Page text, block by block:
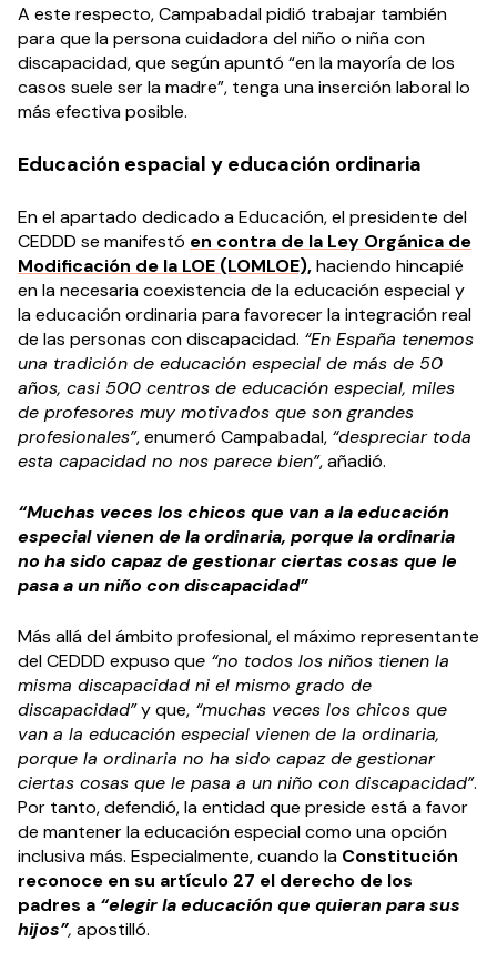
A este respecto, Campabadal pidió trabajar también
para que la persona cuidadora del niño o niña con
discapacidad, que según apuntó “en la mayoría de los
casos suele ser la madre”, tenga una inserción laboral lo
más efectiva posible.
Educación espacial y educación ordinaria
En el apartado dedicado a Educación, el presidente del
CEDDD se manifestó en contra de la Ley Orgánica de
Modificación de la LOE (LOMLOE),haciendo hincapié
en la necesaria coexistencia de la educación especial y
la educación ordinaria para favorecer la integración real
de las personas con discapacidad. “En España tenemos
una tradición de educación especial de más de 50
años, casi 500 centros de educación especial, miles
de profesores muy motivados que son grandes
profesionales”, enumeró Campabadal, “despreciar toda
esta capacidad no nos parece bien”, añadió.
“Muchas veces los chicos que van a la educación
especial vienen de la ordinaria, porque la ordinaria
no ha sido capaz de gestionar ciertas cosas que le
pasa a un niño con discapacidad”
Más allá del ámbito profesional, el máximo representante
del CEDDD expuso que “no todos los niños tienen la
misma discapacidad ni el mismo grado de
discapacidad”y que, “muchas veces los chicos que
van a la educación especial vienen de la ordinaria,
porque la ordinaria no ha sido capaz de gestionar
ciertas cosas que le pasa a un niño con discapacidad”.
Por tanto, defendió, la entidad que preside está a favor
de mantener la educación especial como una opción
inclusiva más. Especialmente, cuando la Constitución
reconoce en su artículo 27 el derecho de los
padres a “elegir la educación que quieran para sus
hijos”, apostilló.